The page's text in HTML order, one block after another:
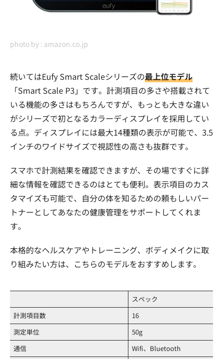
photo by : amazon.co.jp
続いてはEufy Smart Scaleシリーズの最上位モデル
「Smart Scale P3」です。計測項目の多さや搭載されて
いる機能の多さはもちろんですが、もっとも大きな違い
がシリーズで初となるカラーディスプレイを採用してい
る点。ディスプレイには最大14種類の表示が可能で、3.5
インチのワイドサイズで視認性の高さも抜群です。
スマホで計測結果を確認できますが、その場ですぐに詳
細な情報を確認できるのはとても便利。表示項目のカス
タマイズも可能で、自分の体を知るための頼もしいパー
トナーとしてあなたの健康管理をサポートしてくれま
す。
本格的なヘルスケアやトレーニング、ボディメイクに取
り組みたい方は、こちらのモデルをおすすめします。
スペック
計測項目数
16
測定単位
50g
通信
Wifi、Bluetooth